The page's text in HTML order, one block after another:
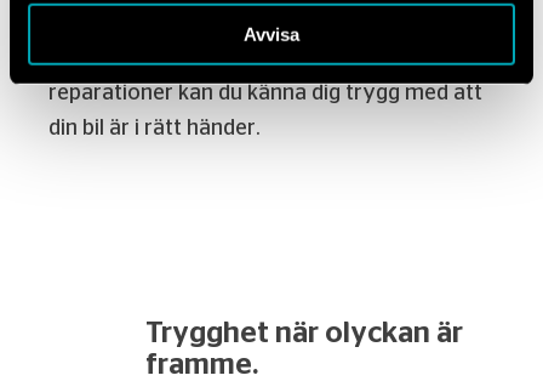
Avvisa
Oavsett om det handlar om regelbunden
service, felsökning eller mer omfattande
reparationer kan du känna dig trygg med att
din bil är i rätt händer.
Trygghet när olyckan är
framme.